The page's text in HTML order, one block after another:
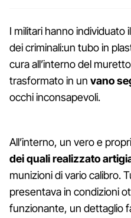
I militari hanno
dei criminali:un tubo in
cura all’interno del
trasformato in un vano
occhi inconsapevoli.
All’interno, un vero e
dei quali realizzato
munizioni di vario calibro.
presentava in condizioni
funzionante, un dettaglio